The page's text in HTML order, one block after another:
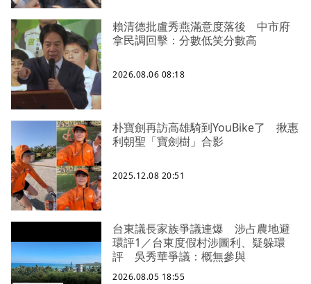
賴清德批盧秀燕滿意度落後 中市府
拿民調回擊：分數低笑分數高
2026.08.06 08:18
朴寶劍再訪高雄騎到YouBike了 揪惠
利朝聖「寶劍樹」合影
2025.12.08 20:51
台東議長家族爭議連爆 涉占農地避
環評1／台東度假村涉圖利、疑躲環
評 吳秀華爭議：概無參與
2026.08.05 18:55